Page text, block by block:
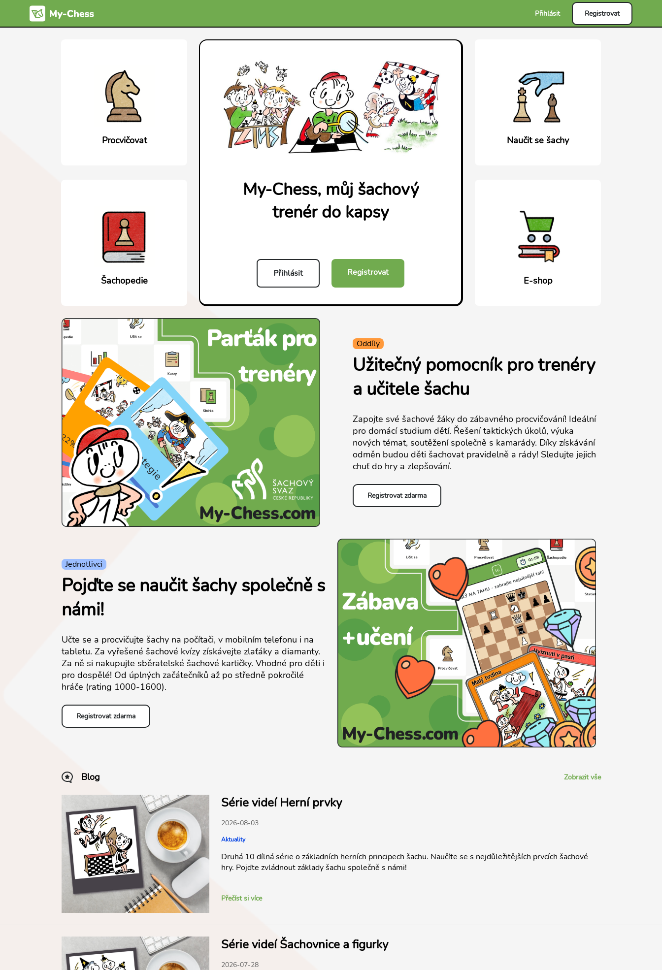
Přihlásit Registrovat
Procvičovat
Šachopedie
My-Chess, můj šachový
trenér do kapsy
Přihlásit Registrovat
Naučit se šachy
E-shop
Oddíly
Užitečný pomocník pro trenéry
a učitele šachu
Zapojte své šachové žáky do zábavného procvičování! Ideální
pro domácí studium dětí. Řešení taktických úkolů, výuka
nových témat, soutěžení společně s kamarády. Díky získávání
odměn budou děti šachovat pravidelně a rády! Sledujte jejich
chuť do hry a zlepšování.
Registrovat zdarma
Jednotlivci
Pojďte se naučit šachy společně s
námi!
Učte se a procvičujte šachy na počítači, v mobilním telefonu i na
tabletu. Za vyřešené šachové kvízy získávejte zlaťáky a diamanty.
Za ně si nakupujte sběratelské šachové kartičky. Vhodné pro děti i
pro dospělé! Od úplných začátečníků až po středně pokročilé
hráče (rating 1000-1600).
Registrovat zdarma
Blog Zobrazit vše
Série videí Herní prvky
2026-08-03
Aktuality
Druhá 10 dílná série o základních herních principech šachu. Naučíte se s nejdůležitějších prvcích šachové
hry. Pojďte zvládnout základy šachu společně s námi!
Přečíst si více
Série videí Šachovnice a figurky
2026-07-28